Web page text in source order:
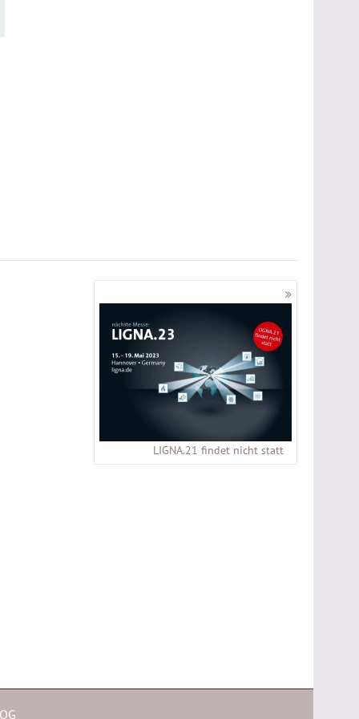
LIGNA.21 findet nicht statt